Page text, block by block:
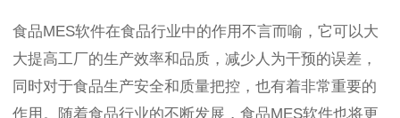
食品MES软件在食品行业中的作用不言而喻，它可以大
大提高工厂的生产效率和品质，减少人为干预的误差，
同时对于食品生产安全和质量把控，也有着非常重要的
作用。随着食品行业的不断发展，食品MES软件也将更